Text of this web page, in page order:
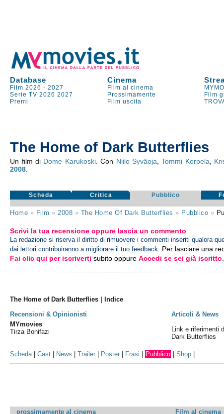
Database Cinema
Film 2026 -2027 Film al cinema
Serie TV 2026 2027 Prossimamente Film
Premi
Film uscita
The Home of Dark Butterflies
Un film di Dome Karukoski. Con Niilo Syväoja ,Tommi Korpela
2008
Scheda Critica Pubblico
Home » Film » 2008 » The Home Of Dark Butterflies » Pubblico »
Scrivi la tua recensione oppure lascia un commento
La redazione si riserva il diritto di rimuovere i commenti inseriti qualora
dai lettori contribuiranno a migliorare il tuo feedback. Per lasciare una
Fai clic qui per iscriverti subito oppureAccedi se sei già iscritto
The Home of Dark Butterflies | Indice
Recensioni & Opinionisti
Articoli & News
MYmovies
Tirza Bonifazi
Link e riferimenti
Dark Butterflies
Scheda|Cast News |Trailer Poster Frasi Pubblico |Shop
prossimamente al cinema Film al cinema